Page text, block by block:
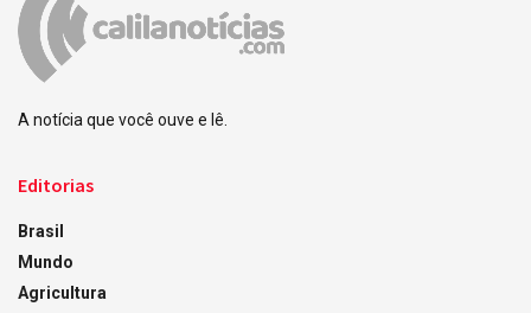
A notícia que você ouve e lê.
Editorias
Brasil
Mundo
Agricultura